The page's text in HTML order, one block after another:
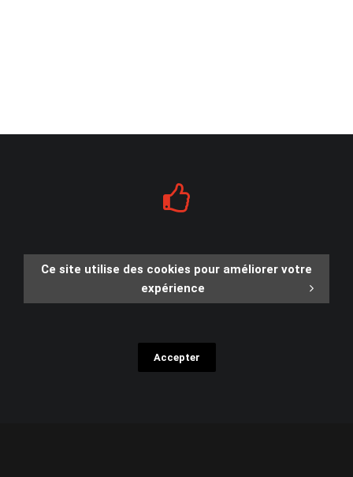
Ce site utilise des cookies pour améliorer votre
expérience
Accepter